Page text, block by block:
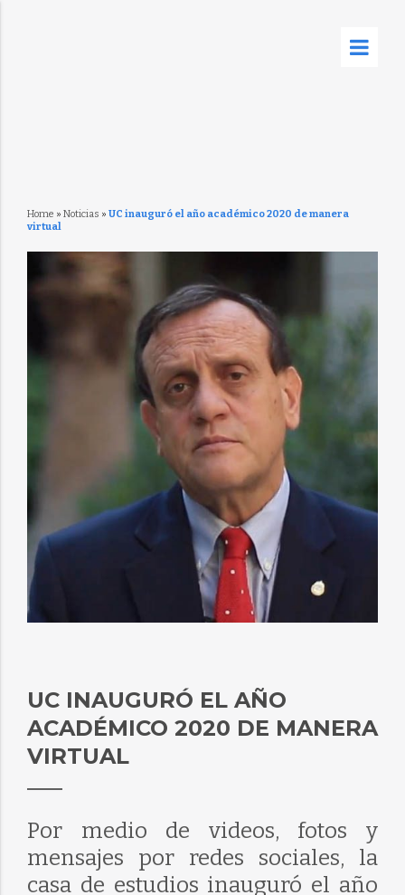
Home » Noticias » UC inauguró el año académico 2020 de manera
virtual
UC INAUGURÓ EL AÑO
ACADÉMICO 2020 DE MANERA
VIRTUAL
Por medio de videos, fotos y
mensajes por redes sociales, la
casa de estudios inauguró el año